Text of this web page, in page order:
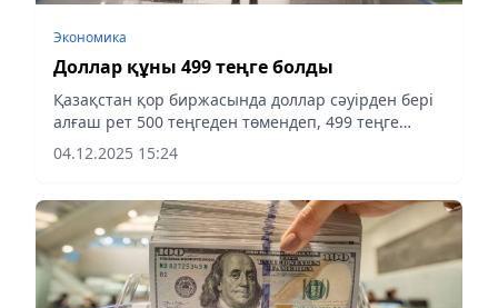
Экономика
Доллар құны 499 теңге болды
Қазақстан қор биржасында доллар сәуірден бері
алғаш рет 500 теңгеден төмендеп, 499 теңге
деңгейіне түсті, деп хабарлайды aqshamnews.kz
04.12.2025 15:24